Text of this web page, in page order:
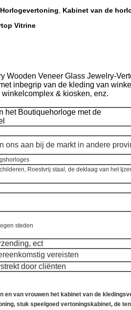
, Kabinet van de
Vitrine
Wooden Veneer Glass Jewelry-
inbegrip van de kleding van
& kiosken, enz.
het Boutiquehorloge met de
ons aan bij de markt in andere
Roestvrij staal, de deklaag van het
steden
ect
vereisten
door cliënten
van vrouwen het kabinet van de
stuk speelgoed vertoningskabinet, de